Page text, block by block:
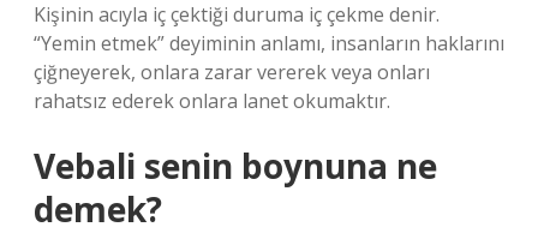
Kişinin acıyla iç çektiği duruma iç çekme denir.
“Yemin etmek” deyiminin anlamı, insanların haklarını
çiğneyerek, onlara zarar vererek veya onları
rahatsız ederek onlara lanet okumaktır.
Vebali senin boynuna ne
demek?